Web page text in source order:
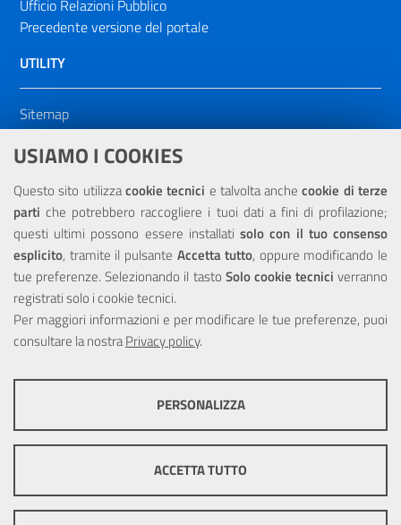
USIAMO I COOKIES
Questo sito utilizzacookie tecnici e talvolta anchecookie di terze
parti che potrebbero raccogliere i tuoi dati a fini di profilazione;
questi ultimi possono essere installatisolo con il tuo consenso
esplicito, tramite il pulsante Accetta tutto, oppure modificando le
tue preferenze. Selezionando il tasto Solo cookie tecnici verranno
registrati solo i cookie tecnici.
Per maggiori informazioni e per modificare le tue preferenze, puoi
consultare la nostraPrivacy policy.
ottimale per ogni utente. Essi non raccolgono i tuoi dati e le tue
informazioni di navigazione per scopi di marketing e profilazione, e
pertanto possono essere utilizzati senza bisogno di acquisire il tuo
PERSONALIZZA
ACCETTA TUTTO
Ufficio Relazioni Pubblico
Precedente versione del portale
UTILITY
Sitemap
Dichiarazione di accessibilità
NOTE LEGALI
Privacy
Portale realizzato con la partecipazione finanziaria dell'Unione
Europea tramite i fondi del POR Sicilia 2000/2006 Misura 6.05 -